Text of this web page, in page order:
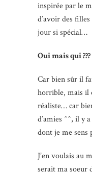
inspirée par le
d’avoir des
jour si spécial…
Oui mais qui ???
Car bien sûr il
horrible, mais il
réaliste… car
d’amies ^^, il y
dont je me sens
J’en voulais au
serait ma soeur